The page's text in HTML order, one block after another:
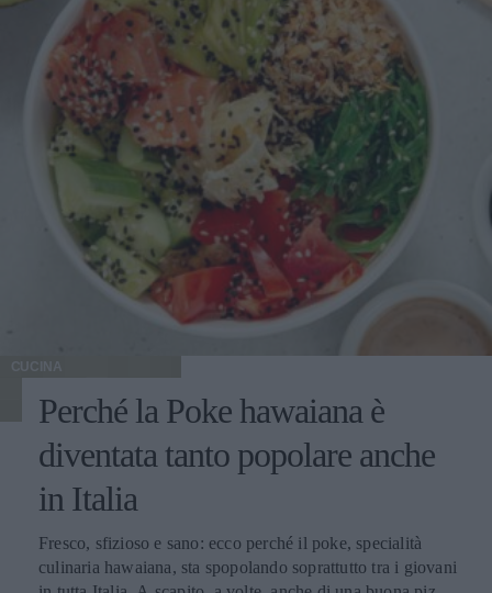
CUCINA
Perché la Poke hawaiana è
diventata tanto popolare anche
in Italia
Fresco, sfizioso e sano: ecco perché il poke, specialità
culinaria hawaiana, sta spopolando soprattutto tra i giovani